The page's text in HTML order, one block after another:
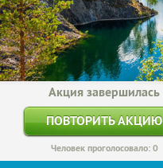
Акция завершилась
ПОВТОРИТЬ АКЦИЮ
Человек проголосовало: 0